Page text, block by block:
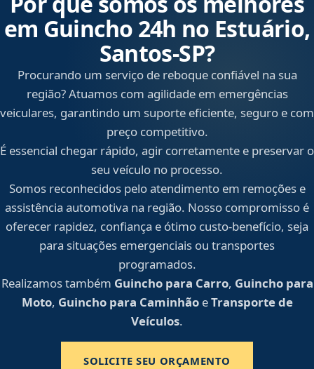
em Guincho 24h no Estuário,
Santos‑SP?
Procurando um serviço de reboque confiável na sua
região? Atuamos com agilidade em emergências
veiculares, garantindo um suporte eficiente, seguro e com
preço competitivo.
É essencial chegar rápido, agir corretamente e preservar o
seu veículo no processo.
Somos reconhecidos pelo atendimento em remoções e
assistência automotiva na região. Nosso compromisso é
oferecer rapidez, confiança e ótimo custo-benefício, seja
para situações emergenciais ou transportes
programados.
Realizamos também Guincho para Carro, Guincho para
Moto, Guincho para CaminhãoeTransporte de
Veículos.
SOLICITE SEU ORÇAMENTO